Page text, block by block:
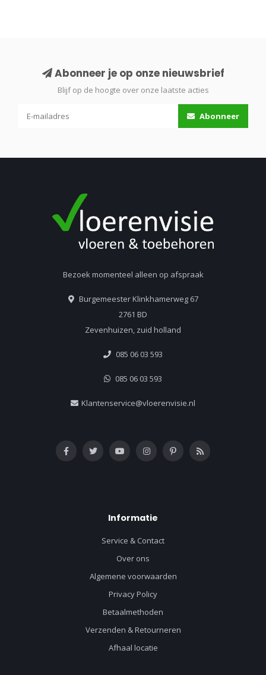
Abonneer je op onze nieuwsbrief
Blijf op de hoogte over onze laatste acties
Abonneer
Bezoek momenteel alleen op afspraak
Burgemeester Klinkhamerweg 67
2761 BD
Zevenhuizen, zuid holland
085 06 03 593
085 06 03 593
Klantenservice@vloerenvisie.nl
Informatie
Service & Contact
Over ons
Algemene voorwaarden
Privacy Policy
Betaalmethoden
Verzenden & Retourneren
Afhaal locatie